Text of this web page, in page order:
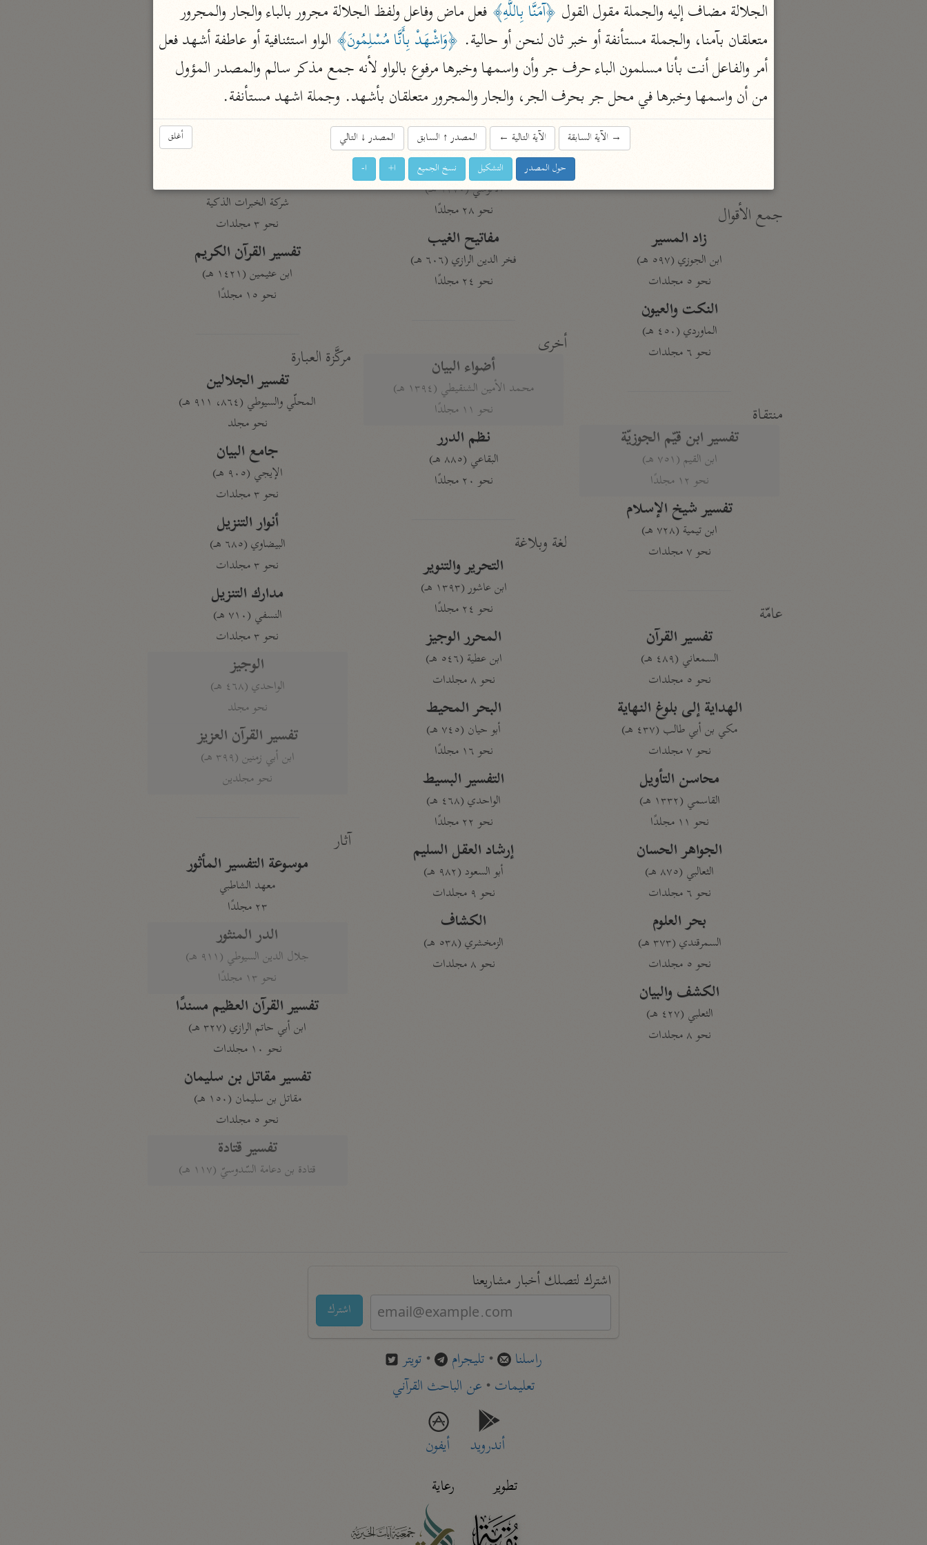
نحو ١٩ مجلدًا
الجامع لأحكام القرآن
القرطبي (٦٧١ هـ)
معالم التنزيل
جمع الأقوال
زاد المسير
ابن الجوزي (٥٩٧ هـ)
نحو ٥ مجلدات
النكت والعيون
الماوردي (٤٥٠ هـ)
نحو ٦ مجلدات
منتقاة
تفسير ابن قيّم الجوزيّة
ابن القيم (٧٥١ هـ)
نحو ١٢ مجلدًا
تفسير شيخ الإسلام
ابن تيمية (٧٢٨ هـ)
نحو ٧ مجلدات
عامّة
تفسير القرآن
السمعاني (٤٨٩ هـ)
نحو ٥ مجلدات
الهداية إلى بلوغ النهاية
مكي بن أبي طالب (٤٣٧ هـ)
نحو ٧ مجلدات
محاسن التأويل
القاسمي (١٣٣٢ هـ)
نحو ١١ مجلدًا
الجواهر الحسان
الثعالبي (٨٧٥ هـ)
نحو ٦ مجلدات
بحر العلوم
السمرقندي (٣٧٣ هـ)
نحو ٥ مجلدات
الكشف والبيان
الثعلبي (٤٢٧ هـ)
نحو ٨ مجلدات
نحو ١١ مجلدًا
التسهيل لعلوم التنزيل
ابن جُزَيّ (٧٤١ هـ)
نحو ٣ مجلدات
موسوعات
روح المعاني
الآلوسي (١٢٧٠ هـ)
نحو ٢٨ مجلدًا
مفاتيح الغيب
فخر الدين الرازي (٦٠٦ هـ)
نحو ٢٤ مجلدًا
أخرى
أضواء البيان
محمد الأمين الشنقيطي (١٣٩٤ هـ)
نحو ١١ مجلدًا
نظم الدرر
البقاعي (٨٨٥ هـ)
نحو ٢٠ مجلدًا
لغة وبلاغة
التحرير والتنوير
ابن عاشور (١٣٩٣ هـ)
نحو ٢٤ مجلدًا
المحرر الوجيز
ابن عطية (٥٤٦ هـ)
نحو ٨ مجلدات
البحر المحيط
أبو حيان (٧٤٥ هـ)
نحو ١٦ مجلدًا
التفسير البسيط
الواحدي (٤٦٨ هـ)
نحو ٢٢ مجلدًا
إرشاد العقل السليم
أبو السعود (٩٨٢ هـ)
نحو ٩ مجلدات
الكشاف
الزمخشري (٥٣٨ هـ)
نحو ٨ مجلدات
نحو مجلد
تيسير الكريم الرحمن
السعدي (١٣٧٦ هـ)
نحو ٤ مجلدات
شركة الخبرات الذكية
نحو ٣ مجلدات
تفسير القرآن الكريم
ابن عثيمين (١٤٢١ هـ)
نحو ١٥ مجلدًا
مركَّزة العبارة
تفسير الجلالين
المحلّي والسيوطي (٨٦٤، ٩١١ هـ)
نحو مجلد
جامع البيان
الإيجي (٩٠٥ هـ)
نحو ٣ مجلدات
أنوار التنزيل
البيضاوي (٦٨٥ هـ)
نحو ٣ مجلدات
مدارك التنزيل
النسفي (٧١٠ هـ)
نحو ٣ مجلدات
الوجيز
الواحدي (٤٦٨ هـ)
نحو مجلد
تفسير القرآن العزيز
ابن أبي زمنين (٣٩٩ هـ)
نحو مجلدين
آثار
موسوعة التفسير المأثور
معهد الشاطبي
٢٣ مجلدًا
الدر المنثور
جلال الدين السيوطي (٩١١ هـ)
نحو ١٣ مجلدًا
تفسير القرآن العظيم مسندًا
ابن أبي حاتم الرازي (٣٢٧ هـ)
نحو ١٠ مجلدات
تفسير مقاتل بن سليمان
مقاتل بن سليمان (١٥٠ هـ)
نحو ٥ مجلدات
تفسير قتادة
قتادة بن دعامة السّدوسيّ (١١٧ هـ)
اشترك لتصلك أخبار مشاريعنا
اشترك
راسلنا • تليجرام • تويتر
تعليمات• عن الباحث القرآني
أندرويد
أيفون
تطوير
رعاية
الجلالة مضاف إليه والجملة مقول القول ﴿آمَنَّا بِاللَّهِ﴾
فعل ماض وفاعل ولفظ الجلالة مجرور بالباء والجار والمجرور
متعلقان بآمنا، والجملة مستأنفة أو خبر ثان لنحن أو حالية. ﴿وَاشْهَدْ بِأَنَّا مُسْلِمُونَ﴾
الواو استئنافية أو عاطفة أشهد فعل
من أن واسمها وخبرها في محل جر بحرف الجر، والجار والمجرور متعلقان بأشهد. وجملة اشهد مستأنفة.
أغلق →الآية السابقة الآية التالية ← المصدر↑السابق المصدر↓التالي
حول المصدر التشكيل نسخ الجميع ا+ ا-